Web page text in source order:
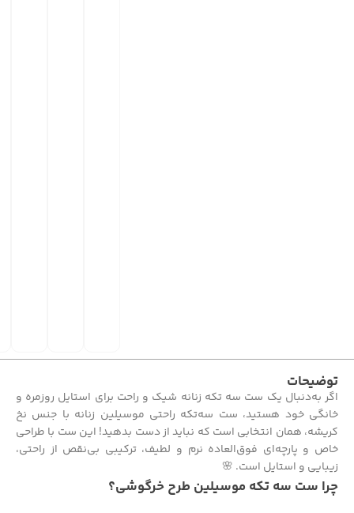
توضیحات
اگر به‌دنبال یک ست سه تکه زنانه شیک و راحت برای استایل روزمره و
خانگی خود هستید، ست سه‌تکه راحتی موسیلین زنانه با جنس نخ
کریشه، همان انتخابی است که نباید از دست بدهید! این ست با طراحی
خاص و پارچه‌ای فوق‌العاده نرم و لطیف، ترکیبی بی‌نقص از راحتی،
زیبایی و استایل است. 🌸
چرا ست سه تکه موسیلین طرح خرگوشی؟